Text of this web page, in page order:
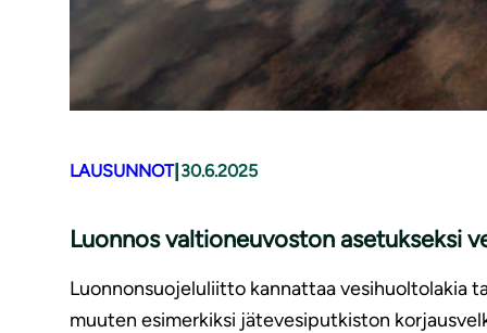
LAUSUNNOT|30.6.2025
Luonnos valtioneuvoston asetukseksi
Luonnonsuojeluliitto kannattaa vesihuoltolakia
muuten esimerkiksi jätevesiputkiston